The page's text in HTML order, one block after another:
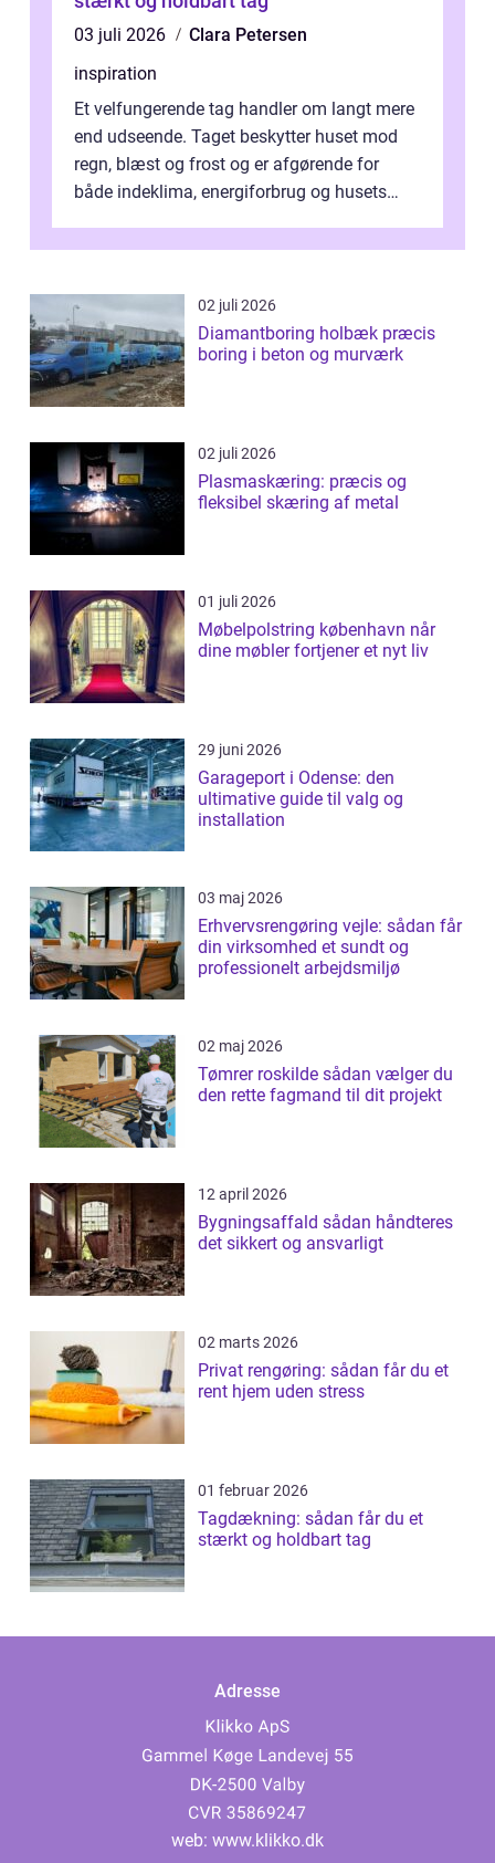
03 juli 2026
Clara Petersen
inspiration
Et velfungerende tag handler om langt mere
end udseende. Taget beskytter huset mod
regn, blæst og frost og er afgørende for
både indeklima, energiforbrug og husets
02 juli 2026
Diamantboring holbæk præcis
boring i beton og murværk
02 juli 2026
Plasmaskæring: præcis og
fleksibel skæring af metal
01 juli 2026
Møbelpolstring københavn når
dine møbler fortjener et nyt liv
29 juni 2026
Garageport i Odense: den
ultimative guide til valg og
installation
03 maj 2026
Erhvervsrengøring vejle: sådan får
din virksomhed et sundt og
professionelt arbejdsmiljø
02 maj 2026
Tømrer roskilde sådan vælger du
den rette fagmand til dit projekt
12 april 2026
Bygningsaffald sådan håndteres
det sikkert og ansvarligt
02 marts 2026
Privat rengøring: sådan får du et
rent hjem uden stress
01 februar 2026
Tagdækning: sådan får du et
stærkt og holdbart tag
Adresse
web: www.klikko.dk